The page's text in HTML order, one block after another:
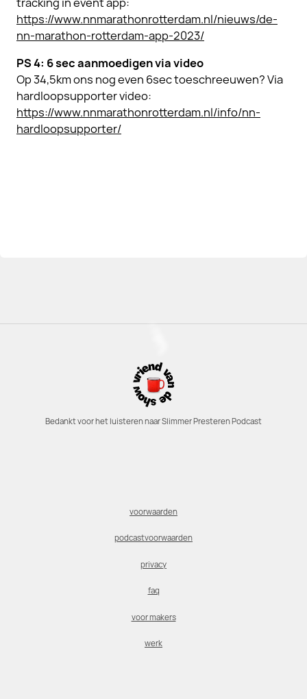
https://www.nnmarathonrotterdam.nl/nieuws/de-
nn-marathon-rotterdam-app-2023/
PS 4: 6 sec aanmoedigen via video
Op 34,5km ons nog even 6sec toeschreeuwen? Via
hardloopsupporter video:
https://www.nnmarathonrotterdam.nl/info/nn-
hardloopsupporter/
Bedankt voor het luisteren naar Slimmer Presteren Podcast
voorwaarden
podcastvoorwaarden
privacy
faq
voor makers
werk